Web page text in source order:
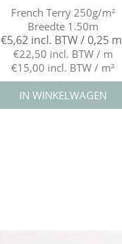
French Terry 250g/m²
Breedte 1.50m
€5,62 incl. BTW / 0,25 m
€22,50 incl. BTW / m
€15,00 incl. BTW / m²